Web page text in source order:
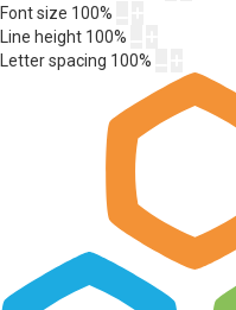
Font size 100%
Line height 100%
Letter spacing 100%